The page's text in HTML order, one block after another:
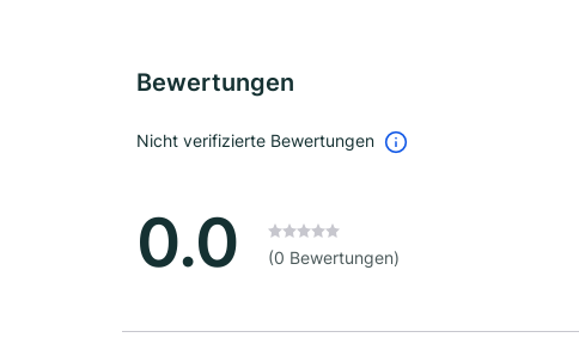
Bewertungen
Nicht verifizierte Bewertungen
0.0 (0 Bewertungen)